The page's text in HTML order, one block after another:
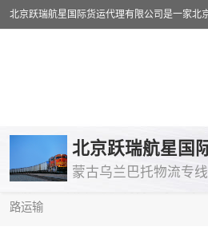
蒙古乌兰巴托物流专线
路运输
乌兰巴托物流专线
乌兰巴托公路运输
中欧班列